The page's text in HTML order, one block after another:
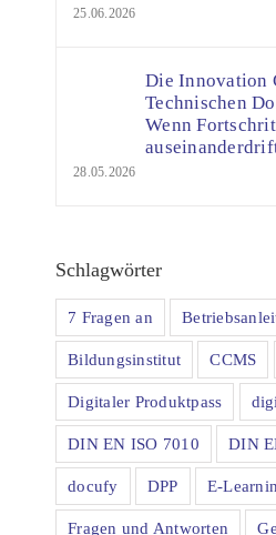
25.06.2026
Die Innovation
Technischen
Wenn
28.05.2026
Schlagwörter
7 Fragen an
Bildungsinstitut CCMS
Digitaler Produktpass
DIN EN ISO 7010 DIN
docufy DPP E-
Fragen und Antworten